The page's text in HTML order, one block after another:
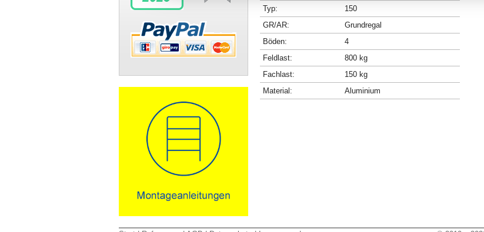
Typ:
150
GR/AR:
Grundregal
Böden:
4
Feldlast:
800 kg
Fachlast:
150 kg
Material:
Aluminium